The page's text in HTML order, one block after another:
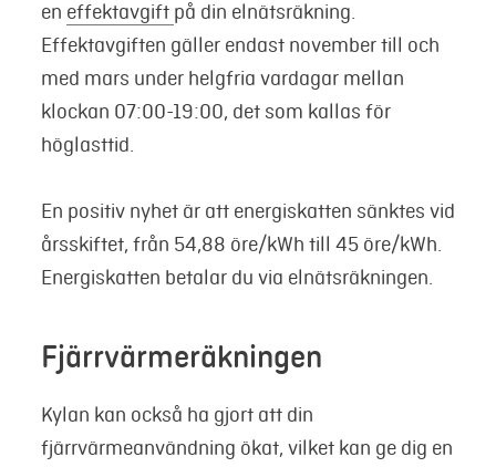
en effektavgift på din elnätsräkning.
Effektavgiften gäller endast november till och
med mars under helgfria vardagar mellan
klockan 07:00-19:00, det som kallas för
höglasttid.
En positiv nyhet är att energiskatten sänktes vid
årsskiftet, från 54,88 öre/kWh till 45 öre/kWh.
Energiskatten betalar du via elnätsräkningen.
Fjärrvärmeräkningen
Kylan kan också ha gjort att din
fjärrvärmeanvändning ökat, vilket kan ge dig en